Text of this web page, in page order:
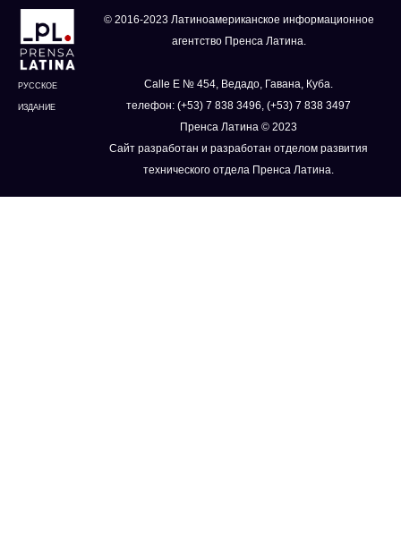
РУССКОЕ
ИЗДАНИЕ
© 2016-2023 Латиноамериканское информационное
агентство Пренса Латина.
Calle E № 454, Ведадо, Гавана, Куба.
телефон: (+53) 7 838 3496, (+53) 7 838 3497
Пренса Латина © 2023
Сайт разработан и разработан отделом развития
технического отдела Пренса Латина.